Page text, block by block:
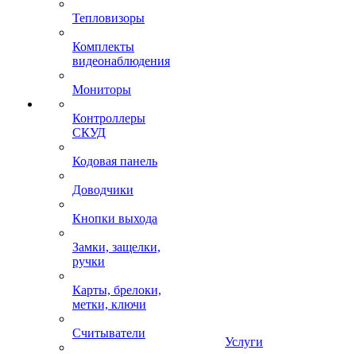
Тепловизоры
Комплекты
видеонаблюдения
Мониторы
Контроллеры
СКУД
Кодовая панель
Доводчики
Кнопки выхода
Замки, защелки,
ручки
Карты, брелоки,
метки, ключи
Считыватели
Услуги